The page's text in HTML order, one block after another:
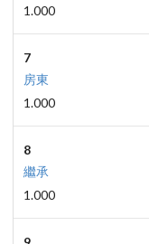
1.000
7
房東
1.000
8
繼承
1.000